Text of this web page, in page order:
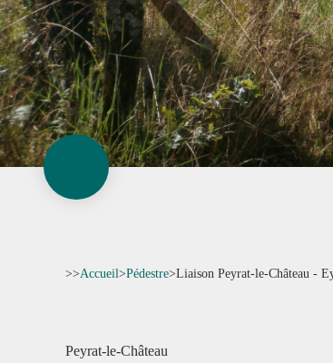
>>Accueil>Pédestre>Liaison Peyrat-le-Château -
Peyrat-le-Château